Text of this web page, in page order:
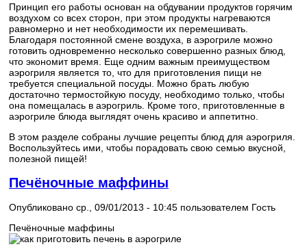
Принцип его работы основан на обдувании продуктов горячим
воздухом со всех сторон, при этом продукты нагреваются
равномерно и нет необходимости их перемешивать.
Благодаря постоянной смене воздуха, в аэрогриле можно
готовить одновременно несколько совершенно разных блюд,
что экономит время. Еще одним важным преимуществом
аэрогриля является то, что для приготовления пищи не
требуется специальной посуды. Можно брать любую
достаточно термостойкую посуду, необходимо только, чтобы
она помещалась в аэрогриль. Кроме того, приготовленные в
аэрогриле блюда выглядят очень красиво и аппетитно.
В этом разделе собраны лучшие рецепты блюд для аэрогриля.
Воспользуйтесь ими, чтобы порадовать свою семью вкусной,
полезной пищей!
Печёночные маффины
Опубликовано ср., 09/01/2013 - 10:45 пользователем Гость
Печёночные маффины